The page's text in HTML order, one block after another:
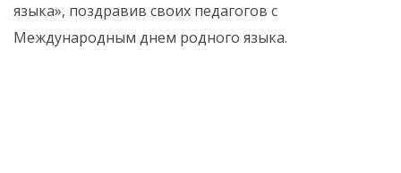
языка», поздравив своих педагогов с
Международным днем родного языка.